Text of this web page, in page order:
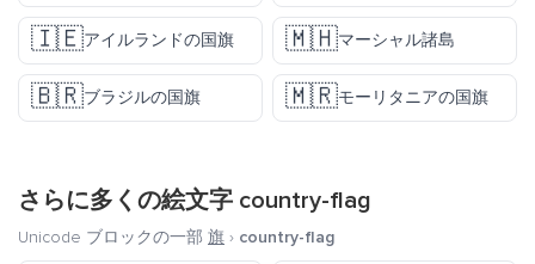
🇮🇪アイルランドの国旗 🇲🇭マーシャル諸島
🇧🇷ブラジルの国旗 🇲🇷モーリタニアの国旗
さらに多くの絵文字 country-flag
Unicode ブロックの一部 旗 › country-flag